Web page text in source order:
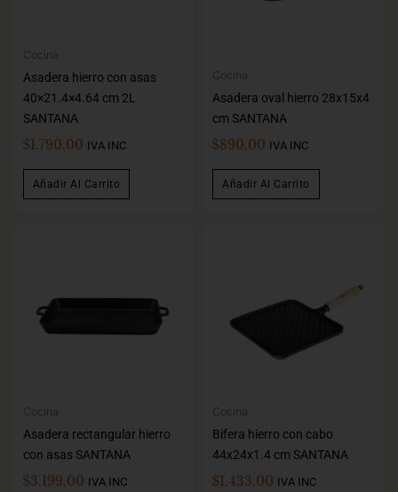
Cocina
Asadera hierro con asas
40×21.4×4.64 cm 2L
SANTANA
$1.790,00 IVA INC
Añadir Al Carrito
Cocina
Asadera oval hierro 28x15x4
cm SANTANA
$890,00 IVA INC
Añadir Al Carrito
Cocina
Asadera rectangular hierro
con asas SANTANA
$3.199,00 IVA INC
Cocina
Bifera hierro con cabo
44x24x1.4 cm SANTANA
$1.433,00 IVA INC